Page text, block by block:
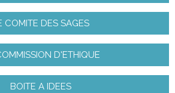
COMITE DES SAGES
D'ETHIQUE
BOITE A IDEES